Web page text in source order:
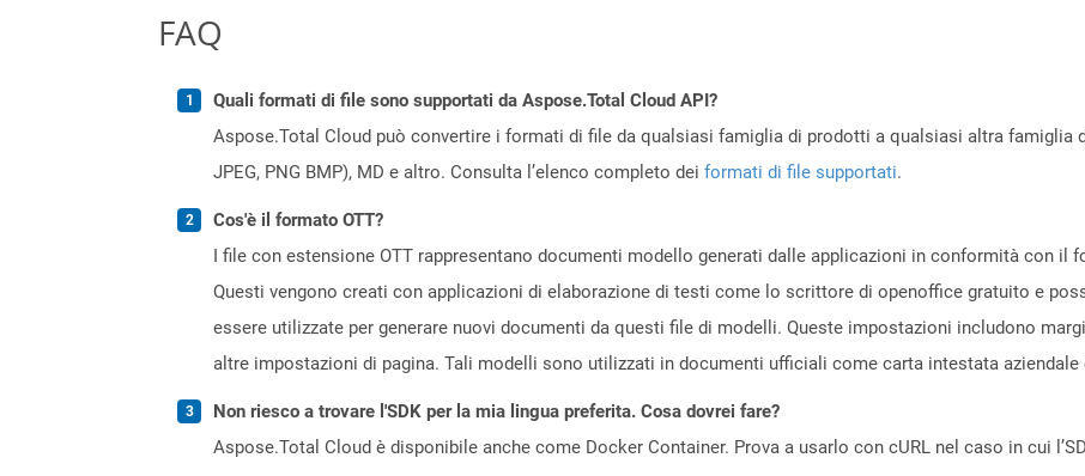
FAQ
Quali formati di file sono supportati da Aspose.Total Cloud API?
Aspose.Total Cloud può convertire i formati di file da qualsiasi famiglia di prodotti a qualsiasi altra famiglia di
JPEG, PNG BMP), MD e altro. Consulta l’elenco completo dei formati di file supportati.
Cos'è il formato OTT?
I file con estensione OTT rappresentano documenti modello generati dalle applicazioni in conformità con il
Questi vengono creati con applicazioni di elaborazione di testi come lo scrittore di openoffice gratuito e
essere utilizzate per generare nuovi documenti da questi file di modelli. Queste impostazioni includono
altre impostazioni di pagina. Tali modelli sono utilizzati in documenti ufficiali come carta intestata aziendale
Non riesco a trovare l'SDK per la mia lingua preferita. Cosa dovrei fare?
Aspose.Total Cloud è disponibile anche come Docker Container. Prova a usarlo con cURL nel caso in cui